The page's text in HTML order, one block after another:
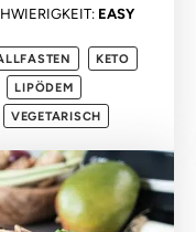
EASY
KETO
LIPÖDEM
VEGETARISCH